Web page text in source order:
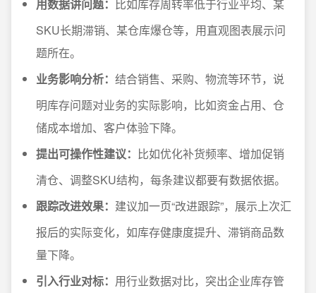
用数据讲问题： 比如库存周转率低于行业平均、某
SKU长期滞销、某仓库爆仓等，用直观图表展示问
题所在。
业务影响分析： 结合销售、采购、物流等环节，说
明库存问题对业务的实际影响，比如资金占用、仓
储成本增加、客户体验下降。
提出可操作性建议： 比如优化补货频率、增加促销
清仓、调整SKU结构，每条建议都要有数据依据。
跟踪改进效果： 建议加一页“改进跟踪”，展示上次汇
报后的实际变化，如库存健康度提升、滞销商品数
量下降。
引入行业对标： 用行业数据对比，突出企业库存管